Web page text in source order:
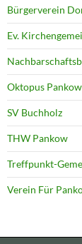
Bürgerverein
Ev.
Oktopus Pankow
SV Buchholz
THW Pankow
Treffpunkt-
Verein Für